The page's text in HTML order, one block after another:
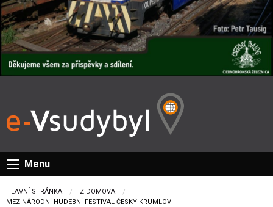
Menu
HLAVNÍ STRÁNKA
Z DOMOVA
CURRENT:
MEZINÁRODNÍ HUDEBNÍ FESTIVAL ČESKÝ KRUMLOV